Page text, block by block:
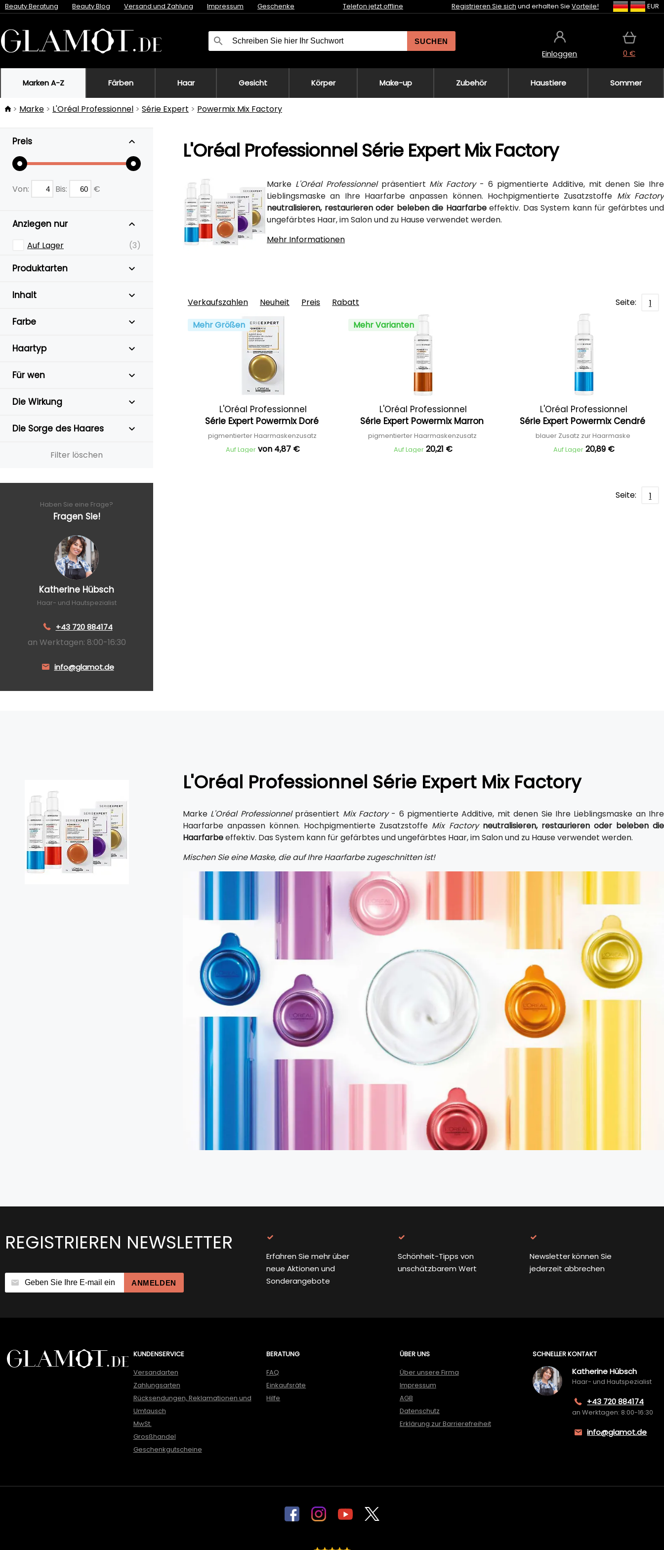
Beauty Beratung Beauty Blog Versand und Zahlung Impressum Geschenke Telefon jetzt offline Registrieren Sie sich und erhalten Sie Vorteile! EUR
SUCHEN
Einloggen 0 €
Marken A-Z Färben Haar Gesicht Körper Make-up Zubehör Haustiere Sommer
Marke L'Oréal Professionnel Série Expert Powermix Mix Factory
Preis
Von: Bis: €
Anziegen nur
Auf Lager (3)
Produktarten
Inhalt
Farbe
Haartyp
Für wen
Die Wirkung
Die Sorge des Haares
Filter löschen
Haben Sie eine Frage?
Fragen Sie!
Katherine Hübsch
Haar- und Hautspezialist
+43 720 884174
an Werktagen: 8:00-16:30
info@glamot.de
L'Oréal Professionnel Série Expert Mix Factory
Marke L'Oréal Professionnelpräsentiert Mix Factory- 6 pigmentierte Additive, mit denen Sie Ihre
Lieblingsmaske an Ihre Haarfarbe anpassen können. Hochpigmentierte Zusatzstoffe Mix Factory
neutralisieren, restaurieren oder beleben die Haarfarbeeffektiv. Das System kann für gefärbtes und
ungefärbtes Haar, im Salon und zu Hause verwendet werden.
Mehr Informationen
Verkaufszahlen Neuheit Preis Rabatt Seite:
1
Mehr Größen
L'Oréal Professionnel
Série Expert Powermix Doré
pigmentierter Haarmaskenzusatz
Auf Lager von 4,87 €
Mehr Varianten
L'Oréal Professionnel
Série Expert Powermix Marron
pigmentierter Haarmaskenzusatz
Auf Lager 20,21 €
L'Oréal Professionnel
Série Expert Powermix Cendré
blauer Zusatz zur Haarmaske
Auf Lager 20,89 €
Seite: 1
L'Oréal Professionnel Série Expert Mix Factory
Marke L'Oréal Professionnelpräsentiert Mix Factory- 6 pigmentierte Additive, mit denen Sie Ihre Lieblingsmaske an Ihre
Haarfarbe anpassen können. Hochpigmentierte Zusatzstoffe Mix Factory neutralisieren, restaurieren oder beleben die
Haarfarbeeffektiv. Das System kann für gefärbtes und ungefärbtes Haar, im Salon und zu Hause verwendet werden.
Mischen Sie eine Maske, die auf Ihre Haarfarbe zugeschnitten ist!
REGISTRIEREN NEWSLETTER
ANMELDEN
Erfahren Sie mehr über
neue Aktionen und
Sonderangebote
Schönheit-Tipps von
unschätzbarem Wert
Newsletter können Sie
jederzeit abbrechen
KUNDENSERVICE
Versandarten
Zahlungsarten
Rücksendungen, Reklamationen und
Umtausch
MwSt.
Grosßhandel
Geschenkgutscheine
BERATUNG
FAQ
Einkaufsräte
Hilfe
ÜBER UNS
Über unsere Firma
Impressum
AGB
Datenschutz
Erklärung zur Barrierefreiheit
SCHNELLER KONTAKT
Katherine Hübsch
Haar- und Hautspezialist
+43 720 884174
an Werktagen: 8:00-16:30
info@glamot.de